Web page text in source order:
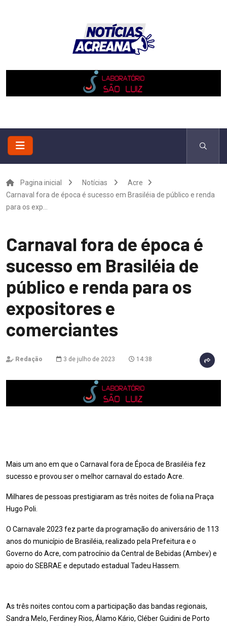
Pagina inicial Notícias
Acre
Carnaval fora de época é sucesso em Brasiléia de público e renda
para os exp...
Carnaval fora de época é
sucesso em Brasiléia de
público e renda para os
expositores e
comerciantes
Redação 3 de julho de 2023 14:38
Mais um ano em que o Carnaval fora de Época de Brasiléia fez
sucesso e provou ser o melhor carnaval do estado Acre.
Milhares de pessoas prestigiaram as três noites de folia na Praça
Hugo Poli.
O Carnavale 2023 fez parte da programação do aniversário de 113
anos do município de Brasiléia, realizado pela Prefeitura e o
Governo do Acre, com patrocínio da Central de Bebidas (Ambev) e
apoio do SEBRAE e deputado estadual Tadeu Hassem.
As três noites contou com a participação das bandas regionais,
Sandra Melo, Ferdiney Rios, Álamo Kário, Cléber Guidini de Porto